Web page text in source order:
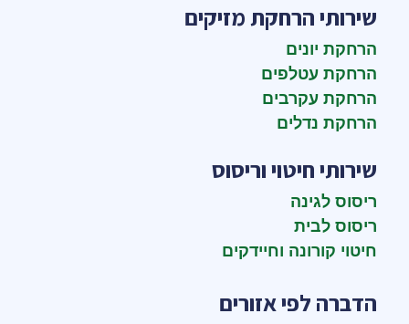
שירותי הרחקת מזיקים
הרחקת יונים
הרחקת עטלפים
הרחקת עקרבים
הרחקת נדלים
שירותי חיטוי וריסוס
ריסוס לגינה
ריסוס לבית
חיטוי קורונה וחיידקים
הדברה לפי אזורים